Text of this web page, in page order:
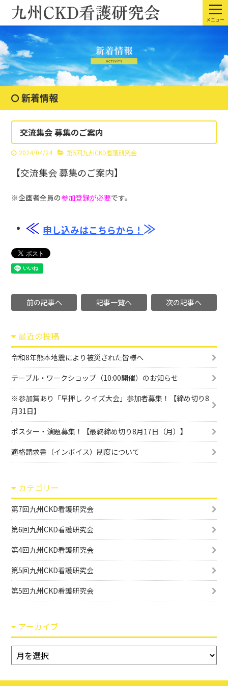
メニュー
新着情報
交流集会 募集のご案内
2024/04/24 第5回九州CKD看護研究会
【交流集会 募集のご案内】
※企画者全員の参加登録が必要です。
・ ≪ 申し込みはこちらから！ ≫
前の記事へ 記事一覧へ 次の記事へ
最近の投稿
令和8年熊本地震により被災された皆様へ
テーブル・ワークショップ（10:00開催）のお知らせ
※参加賞あり「早押し クイズ大会」参加者募集！【締め切り8
月31日】
ポスター・演題募集！【最終締め切り8月17日（月）】
適格請求書（インボイス）制度について
カテゴリー
第7回九州CKD看護研究会
第6回九州CKD看護研究会
第4回九州CKD看護研究会
第5回九州CKD看護研究会
第5回九州CKD看護研究会
アーカイブ
ア
ー